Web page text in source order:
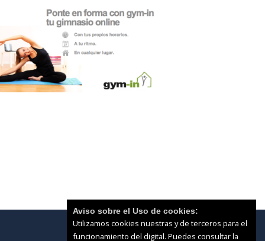
Aviso sobre el Uso de cookies:
Utilizamos cookies nuestras y de terceros para el
funcionamiento del digital. Puedes consultar la